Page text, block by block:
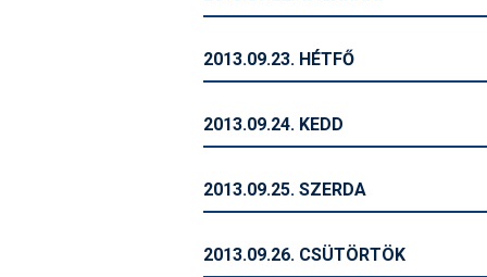
2013.09.23. HÉTFŐ
2013.09.24. KEDD
2013.09.25. SZERDA
2013.09.26. CSÜTÖRTÖK